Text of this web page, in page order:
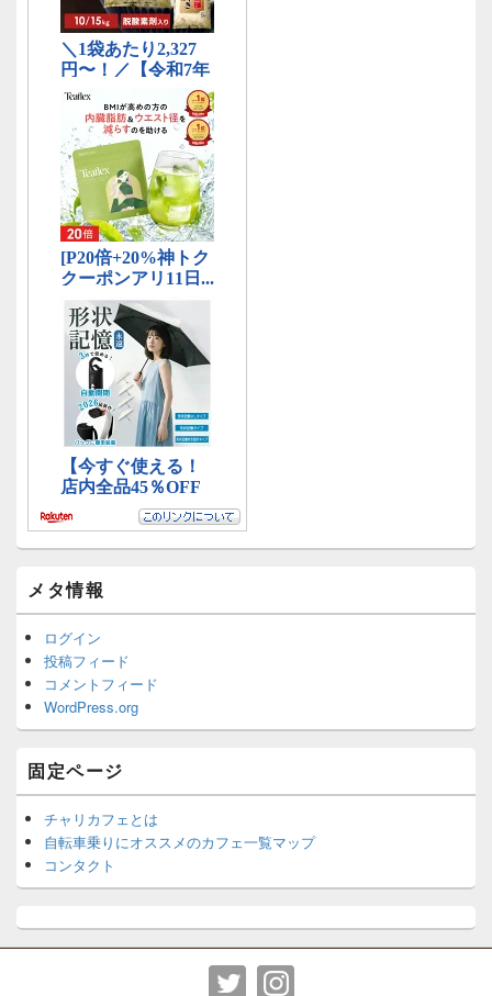
メタ情報
ログイン
投稿フィード
コメントフィード
WordPress.org
固定ページ
チャリカフェとは
自転車乗りにオススメのカフェ一覧マップ
コンタクト